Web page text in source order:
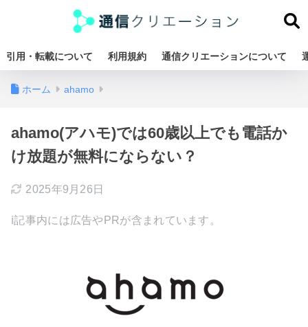
引用・転載について 利用規約 通信クリエーションについて
ホーム ahamo
ahamo(アハモ)では60歳以上でも電話か
け放題が無料にならない？
2025年9月26日
ℹ︎記事内には広告やPRが含まれています。